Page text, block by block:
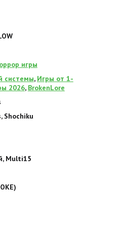
игры
системы, Игры от 1-
2026, BrokenLore
Shochiku
Multi15